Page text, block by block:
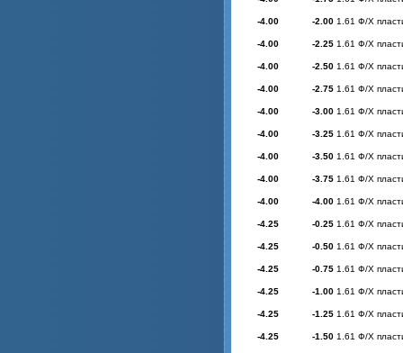
-4.00 -2.00 1.61 Ф/Х
-4.00 -2.25 1.61 Ф/Х
-4.00 -2.50 1.61 Ф/Х
-4.00 -2.75 1.61 Ф/Х
-4.00 -3.00 1.61 Ф/Х
-4.00 -3.25 1.61 Ф/Х
-4.00 -3.50 1.61 Ф/Х
-4.00 -3.75 1.61 Ф/Х
-4.00 -4.00 1.61 Ф/Х
-4.25 -0.25 1.61 Ф/Х
-4.25 -0.50 1.61 Ф/Х
-4.25 -0.75 1.61 Ф/Х
-4.25 -1.00 1.61 Ф/Х
-4.25 -1.25 1.61 Ф/Х
-4.25 -1.50 1.61 Ф/Х